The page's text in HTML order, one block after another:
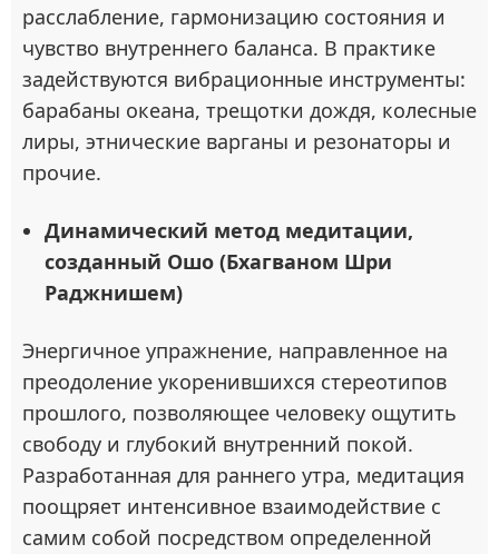
расслабление, гармонизацию состояния и
чувство внутреннего баланса. В практике
задействуются вибрационные инструменты:
барабаны океана, трещотки дождя, колесные
лиры, этнические варганы и резонаторы и
прочие.
Динамический метод медитации,
созданный Ошо (Бхагваном Шри
Раджнишем)
Энергичное упражнение, направленное на
преодоление укоренившихся стереотипов
прошлого, позволяющее человеку ощутить
свободу и глубокий внутренний покой.
Разработанная для раннего утра, медитация
поощряет интенсивное взаимодействие с
самим собой посредством определенной